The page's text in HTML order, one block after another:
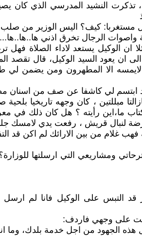
تذكرت النشيد المدرسي الذي كان
مستغربا: كيف؟ اليس الوزير من
الرجال تخرق اذني
يستعد لاداء الصلاة فهل
ان يعود السيد الوكيل، قال تقصد
الا المطهرون ومن يضمن لي
ابتسم لي كاشفا عن صف من اسنان
مبللتين ، كان وجهه تاريخيا
ما،اين رأيته ؟ هل كان ذلك
لنبال قريش ، رفعت يدي لامسك
فهب غلام من بين الارائك لم اكن قد
ومشاريعي التي ارسلتها
التبس على الوكيل فانا لم ارسل
على وجهي فاردف:
الجهود من اجل خدمة بلدك، وما